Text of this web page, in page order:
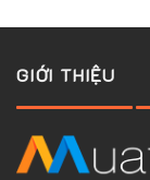
GIỚI THIỆU